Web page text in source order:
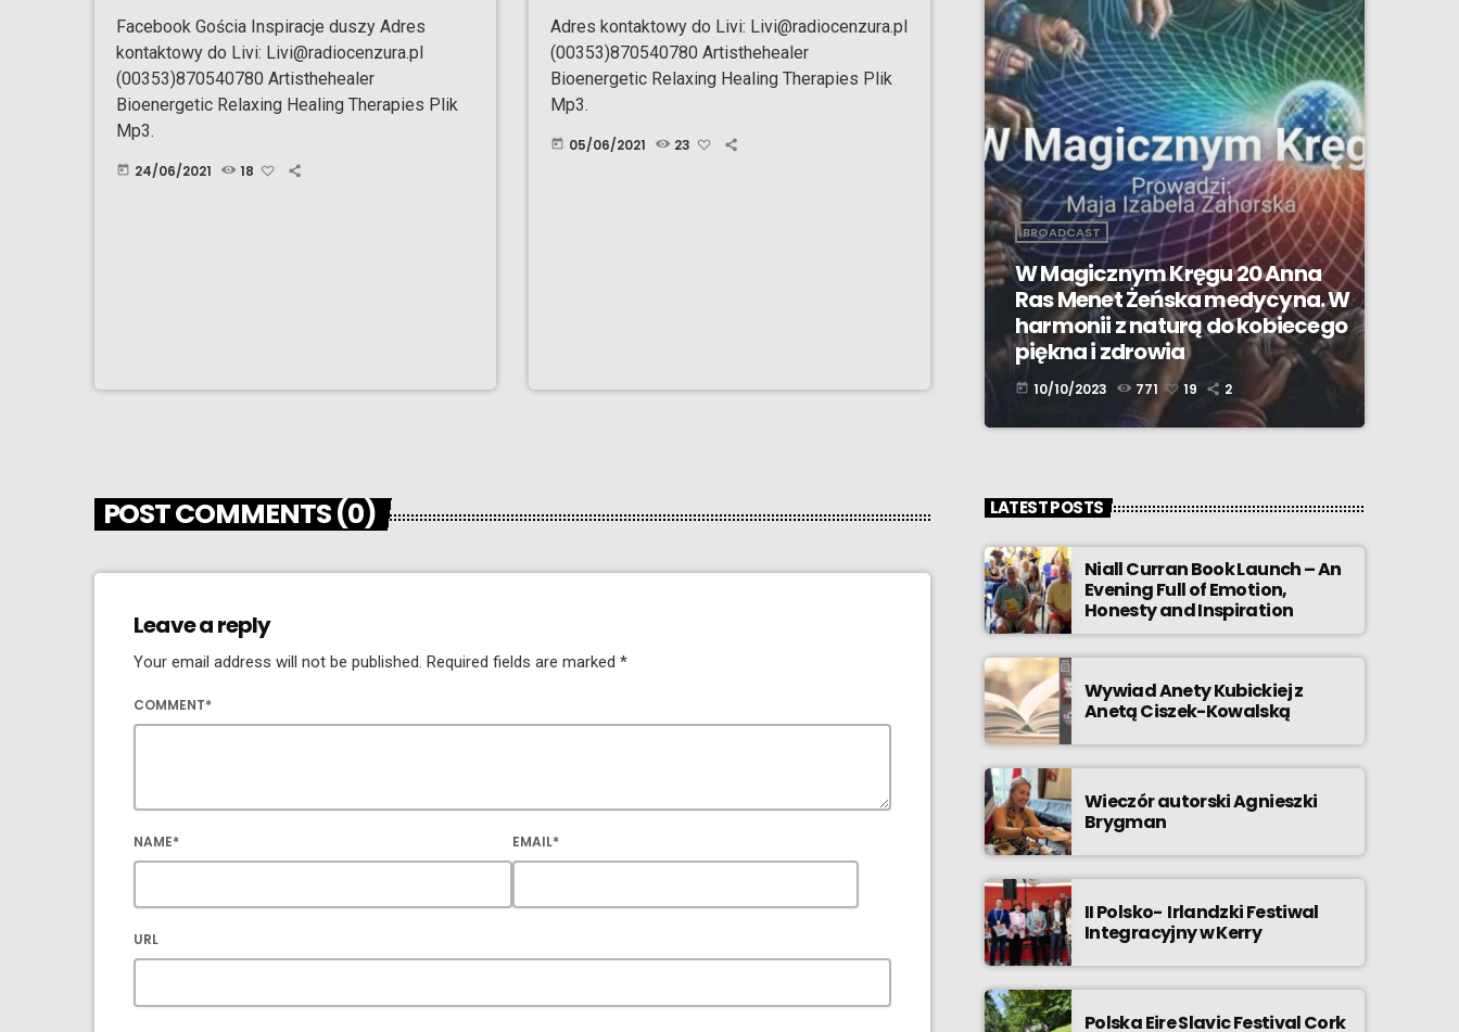
Facebook Gościa Inspiracje duszy Adres
kontaktowy do Livi: Livi@radiocenzura.pl
(00353)870540780 Artisthehealer
Bioenergetic Relaxing Healing Therapies Plik
Mp3.
today 24/06/2021 18
Adres kontaktowy do Livi: Livi@radiocenzura.pl
(00353)870540780 Artisthehealer
Bioenergetic Relaxing Healing Therapies Plik
Mp3.
today 05/06/2021 23
POST COMMENTS (0)
Leave a reply
Your email address will not be published. Required fields are marked *
COMMENT*
NAME* EMAIL*
URL
BROADCAST
W Magicznym Kręgu 20 Anna
Ras Menet Żeńska medycyna. W
harmonii z naturą do kobiecego
piękna i zdrowia
today 10/10/2023 771 19 2
LATEST POSTS
Niall Curran Book Launch – An
Evening Full of Emotion,
Honesty and Inspiration
Wywiad Anety Kubickiej z
Anetą Ciszek-Kowalską
Wieczór autorski Agnieszki
Brygman
II Polsko- Irlandzki Festiwal
Integracyjny w Kerry
Polska Eire Slavic Festival Cork